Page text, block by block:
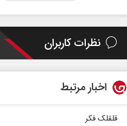
نظرات کاربران
اخبار مرتبط
قلقلک فکر